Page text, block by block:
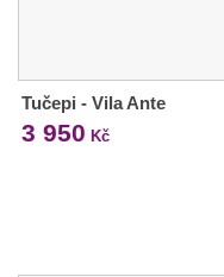
Tučepi - Vila Ante
3 950 Kč